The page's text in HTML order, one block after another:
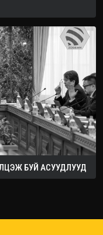
БУЙ АСУУДЛУУД